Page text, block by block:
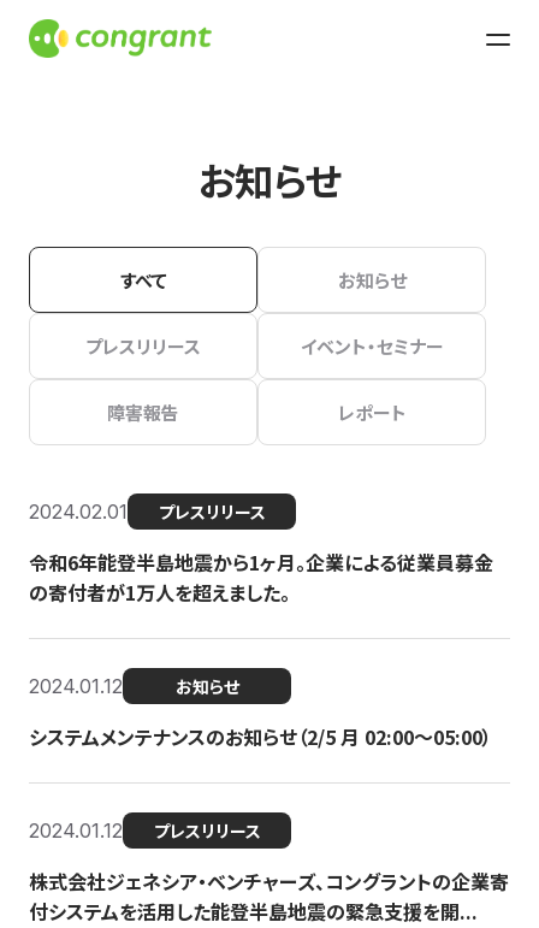
お知らせ
すべて お知らせ
プレスリリース イベント・セミナー
障害報告 レポート
2024.02.01 プレスリリース
令和6年能登半島地震から1ヶ月。企業による従業員募金
の寄付者が1万人を超えました。
2024.01.12 お知らせ
システムメンテナンスのお知らせ（2/5 月 02:00〜05:00）
2024.01.12 プレスリリース
株式会社ジェネシア・ベンチャーズ、コングラントの企業寄
付システムを活用した能登半島地震の緊急支援を開...